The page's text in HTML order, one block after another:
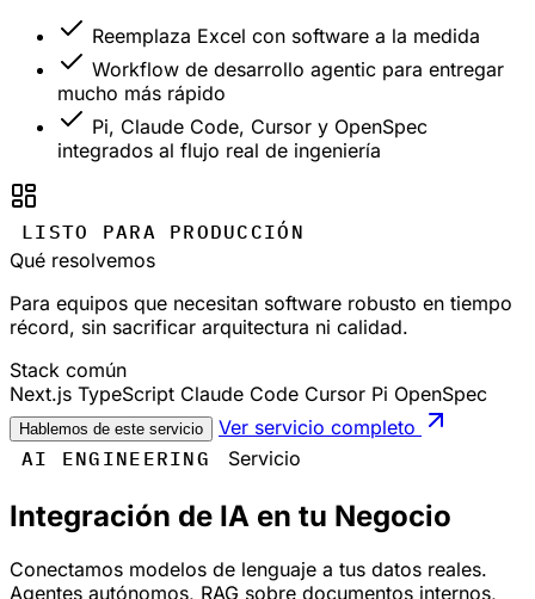
Reemplaza Excel con software a la medida
Workflow de desarrollo agentic para entregar
mucho más rápido
Pi, Claude Code, Cursor y OpenSpec
integrados al flujo real de ingeniería
LISTO PARA PRODUCCIÓN
Qué resolvemos
Para equipos que necesitan software robusto en tiempo
récord, sin sacrificar arquitectura ni calidad.
Stack común
Next.js TypeScript Claude Code Cursor Pi OpenSpec
Hablemos de este servicio
Ver servicio completo
AI ENGINEERING
Servicio
Integración de IA en tu Negocio
Conectamos modelos de lenguaje a tus datos reales.
Agentes autónomos, RAG sobre documentos internos,